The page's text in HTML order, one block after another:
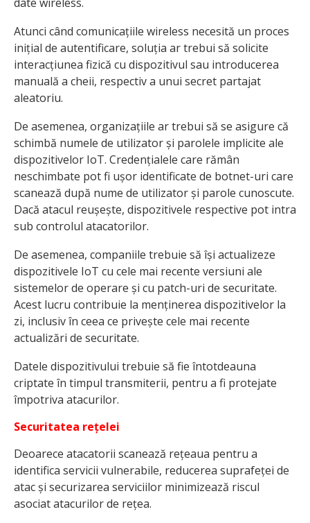
Atunci când comunicațiile wireless necesită un proces
inițial de autentificare, soluția ar trebui să solicite
interacțiunea fizică cu dispozitivul sau introducerea
manuală a cheii, respectiv a unui secret partajat
aleatoriu.
De asemenea, organizațiile ar trebui să se asigure că
schimbă numele de utilizator și parolele implicite ale
dispozitivelor IoT. Credențialele care rămân
neschimbate pot fi ușor identificate de botnet-uri care
scanează după nume de utilizator și parole cunoscute.
Dacă atacul reușește, dispozitivele respective pot intra
sub controlul atacatorilor.
De asemenea, companiile trebuie să își actualizeze
dispozitivele IoT cu cele mai recente versiuni ale
sistemelor de operare și cu patch-uri de securitate.
Acest lucru contribuie la menținerea dispozitivelor la
zi, inclusiv în ceea ce privește cele mai recente
actualizări de securitate.
Datele dispozitivului trebuie să fie întotdeauna
criptate în timpul transmiterii, pentru a fi protejate
împotriva atacurilor.
Securitatea rețelei
Deoarece atacatorii scanează rețeaua pentru a
identifica servicii vulnerabile, reducerea suprafeței de
atac și securizarea serviciilor minimizează riscul
asociat atacurilor de rețea.